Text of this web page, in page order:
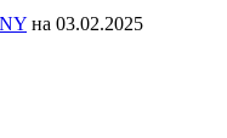
на 03.02.2025